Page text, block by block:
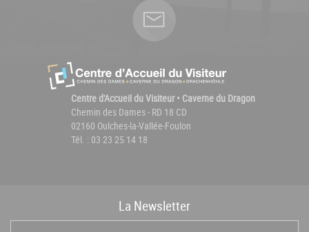
Centre d'Accueil du Visiteur • Caverne du Dragon
Chemin des Dames - RD 18 CD
02160 Oulches-la-Vallée-Foulon
Tél. : 03 23 25 14 18
La Newsletter